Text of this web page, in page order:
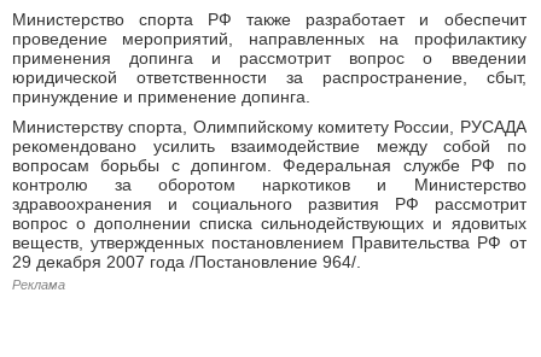
Министерство спорта РФ также разработает и обеспечит
проведение мероприятий, направленных на профилактику
применения допинга и рассмотрит вопрос о введении
юридической ответственности за распространение, сбыт,
принуждение и применение допинга.
Министерству спорта, Олимпийскому комитету России, РУСАДА
рекомендовано усилить взаимодействие между собой по
вопросам борьбы с допингом. Федеральная службе РФ по
контролю за оборотом наркотиков и Министерство
здравоохранения и социального развития РФ рассмотрит
вопрос о дополнении списка сильнодействующих и ядовитых
веществ, утвержденных постановлением Правительства РФ от
29 декабря 2007 года /Постановление 964/.
Реклама